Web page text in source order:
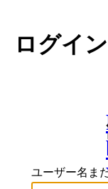
ログイン
ユーザー名ま